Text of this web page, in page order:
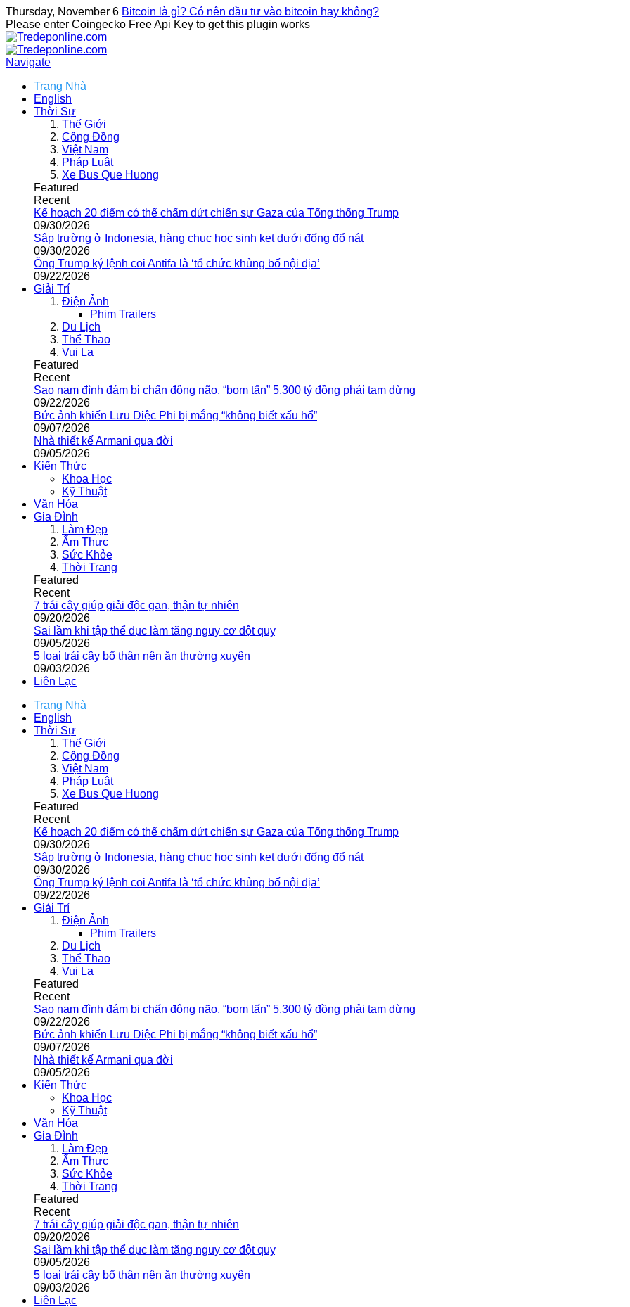
Thursday, November 6 Bitcoin là gì? Có nên đầu tư vào bitcoin hay không?
Please enter Coingecko Free Api Key to get this plugin works
Navigate
Trang Nhà
English
Thời Sự
Thế Giới
Cộng Đồng
Việt Nam
Pháp Luật
Xe Bus Que Huong
Featured
Recent
Kế hoạch 20 điểm có thể chấm dứt chiến sự Gaza của Tổng thống Trump
09/30/2026
Sập trường ở Indonesia, hàng chục học sinh kẹt dưới đống đổ nát
09/30/2026
Ông Trump ký lệnh coi Antifa là ‘tổ chức khủng bố nội địa’
09/22/2026
Giải Trí
Điện Ảnh
Phim Trailers
Du Lịch
Thể Thao
Vui Lạ
Featured
Recent
Sao nam đình đám bị chấn động não, “bom tấn” 5.300 tỷ đồng phải tạm dừng
09/22/2026
Bức ảnh khiến Lưu Diệc Phi bị mắng “không biết xấu hổ”
09/07/2026
Nhà thiết kế Armani qua đời
09/05/2026
Kiến Thức
Khoa Học
Kỹ Thuật
Văn Hóa
Gia Đình
Làm Đẹp
Ẩm Thực
Sức Khỏe
Thời Trang
Featured
Recent
7 trái cây giúp giải độc gan, thận tự nhiên
09/20/2026
Sai lầm khi tập thể dục làm tăng nguy cơ đột quỵ
09/05/2026
5 loại trái cây bổ thận nên ăn thường xuyên
09/03/2026
Liên Lạc
Trang Nhà
English
Thời Sự
Thế Giới
Cộng Đồng
Việt Nam
Pháp Luật
Xe Bus Que Huong
Featured
Recent
Kế hoạch 20 điểm có thể chấm dứt chiến sự Gaza của Tổng thống Trump
09/30/2026
Sập trường ở Indonesia, hàng chục học sinh kẹt dưới đống đổ nát
09/30/2026
Ông Trump ký lệnh coi Antifa là ‘tổ chức khủng bố nội địa’
09/22/2026
Giải Trí
Điện Ảnh
Phim Trailers
Du Lịch
Thể Thao
Vui Lạ
Featured
Recent
Sao nam đình đám bị chấn động não, “bom tấn” 5.300 tỷ đồng phải tạm dừng
09/22/2026
Bức ảnh khiến Lưu Diệc Phi bị mắng “không biết xấu hổ”
09/07/2026
Nhà thiết kế Armani qua đời
09/05/2026
Kiến Thức
Khoa Học
Kỹ Thuật
Văn Hóa
Gia Đình
Làm Đẹp
Ẩm Thực
Sức Khỏe
Thời Trang
Featured
Recent
7 trái cây giúp giải độc gan, thận tự nhiên
09/20/2026
Sai lầm khi tập thể dục làm tăng nguy cơ đột quỵ
09/05/2026
5 loại trái cây bổ thận nên ăn thường xuyên
09/03/2026
Liên Lạc